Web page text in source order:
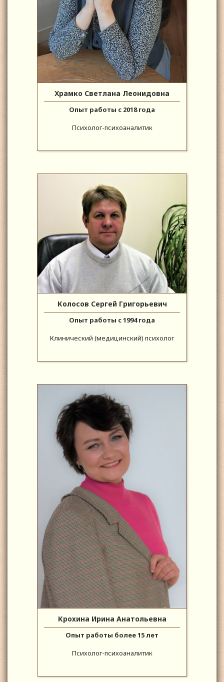
Храмко Светлана Леонидовна
Опыт работы с 2018 года
Психолог-психоаналитик
Колосов Сергей Григорьевич
Опыт работы с 1994 года
Клинический (медицинский) психолог
Крохина Ирина Анатольевна
Опыт работы более 15 лет
Психолог-психоаналитик